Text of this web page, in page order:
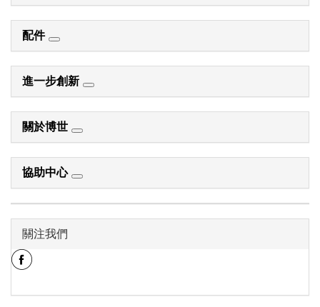
配件
進一步創新
關於博世
協助中心
關注我們